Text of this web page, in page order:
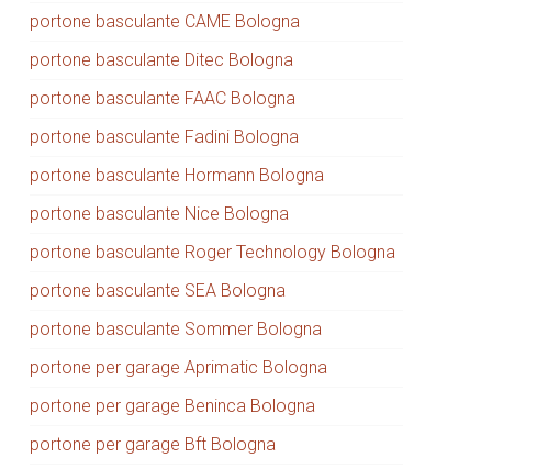
portone basculante CAME Bologna
portone basculante Ditec Bologna
portone basculante FAAC Bologna
portone basculante Fadini Bologna
portone basculante Hormann Bologna
portone basculante Nice Bologna
portone basculante Roger Technology Bologna
portone basculante SEA Bologna
portone basculante Sommer Bologna
portone per garage Aprimatic Bologna
portone per garage Beninca Bologna
portone per garage Bft Bologna